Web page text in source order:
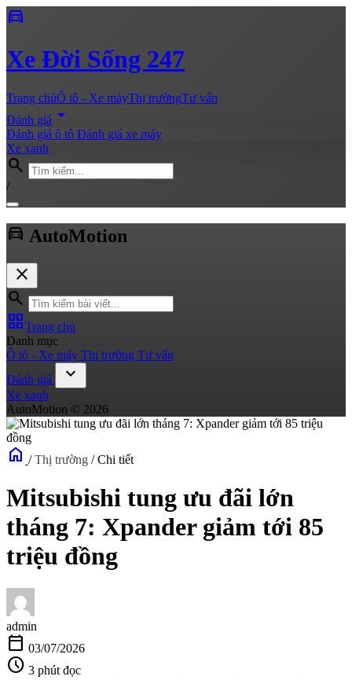
directions_car
Xe Đời Sống 247
Trang chủÔ tô - Xe máyThị trườngTư vấn
Đánh giá arrow_drop_down
Đánh giá ô tô Đánh giá xe máy
Xe xanh
search
/
directions_car AutoMotion
close
search
grid_viewTrang chủ
Danh mục
Ô tô - Xe máy Thị trường Tư vấn
Đánh giá
expand_more
Xe xanh
AutoMotion © 2026
home / Thị trường / Chi tiết
Mitsubishi tung ưu đãi lớn
tháng 7: Xpander giảm tới 85
triệu đồng
admin
calendar_today 03/07/2026
schedule 3 phút đọc